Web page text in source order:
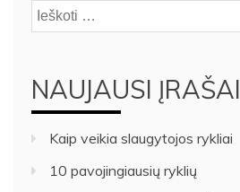
Ieškoti:
NAUJAUSI ĮRAŠAI
Kaip veikia slaugytojos rykliai
10 pavojingiausių ryklių